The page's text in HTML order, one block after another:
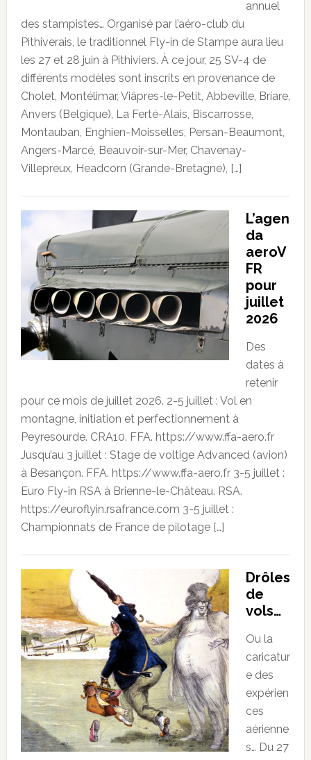
annuel
des stampistes… Organisé par l’aéro-club du
Pithiverais, le traditionnel Fly-in de Stampe aura lieu
les 27 et 28 juin à Pithiviers. À ce jour, 25 SV-4 de
différents modèles sont inscrits en provenance de
Cholet, Montélimar, Viâpres-le-Petit, Abbeville, Briare,
Anvers (Belgique), La Ferté-Alais, Biscarrosse,
Montauban, Enghien-Moisselles, Persan-Beaumont,
Angers-Marcé, Beauvoir-sur-Mer, Chavenay-
Villepreux, Headcorn (Grande-Bretagne), […]
L’agen
da
aeroV
FR
pour
juillet
2026
Des
dates à
retenir
pour ce mois de juillet 2026. 2-5 juillet : Vol en
montagne, initiation et perfectionnement à
Peyresourde. CRA10. FFA. https://www.ffa-aero.fr
Jusqu’au 3 juillet : Stage de voltige Advanced (avion)
à Besançon. FFA. https://www.ffa-aero.fr 3-5 juillet :
Euro Fly-in RSA à Brienne-le-Château. RSA.
https://euroflyin.rsafrance.com 3-5 juillet :
Championnats de France de pilotage […]
Drôles
de
vols…
Ou la
caricatur
e des
expérien
ces
aérienne
s… Du 27